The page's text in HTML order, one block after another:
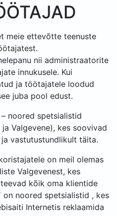
meie ettevõtte teenuste
nii administraatorite
innukusele. Kui
ja töötajatele loodud
juba pool edust.
noored spetsialistid
Valgevene), kes soovivad
vastutustundlikult täita.
on meil olemas
Valgevenest, kes
kõik oma klientide
on noored spetsialistid , kes
Internetis reklaamida